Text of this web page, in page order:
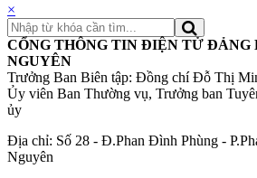
×
CỔNG THÔNG TIN ĐIỆN TỬ ĐẢNG
NGUYÊN
Trưởng Ban Biên tập: Đồng chí Đỗ Thị
Ủy viên Ban Thường vụ, Trưởng ban
ủy
Địa chỉ: Số 28 - Đ.Phan Đình Phùng -
Nguyên